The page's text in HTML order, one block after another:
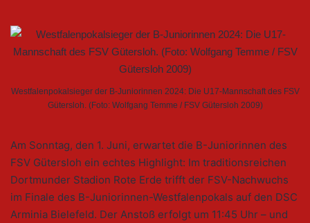
Westfalenpokalsieger der B-Juniorinnen 2024: Die U17-Mannschaft des FSV
Gütersloh. (Foto: Wolfgang Temme / FSV Gütersloh 2009)
Am Sonntag, den 1. Juni, erwartet die B-Juniorinnen des
FSV Gütersloh ein echtes Highlight: Im traditionsreichen
Dortmunder Stadion Rote Erde trifft der FSV-Nachwuchs
im Finale des B-Juniorinnen-Westfalenpokals auf den DSC
Arminia Bielefeld. Der Anstoß erfolgt um 11:45 Uhr – und